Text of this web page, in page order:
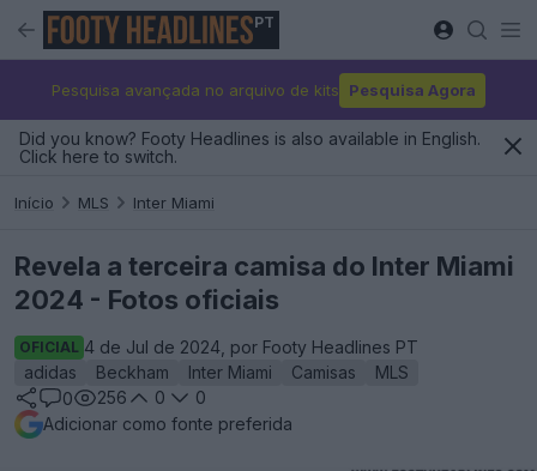
PT
Pesquisa avançada no arquivo de kits Pesquisa Agora
Did you know? Footy Headlines is also available in English.
Click here to switch.
Início MLS Inter Miami
Revela a terceira camisa do Inter Miami
2024 - Fotos oficiais
OFICIAL 4 de Jul de 2024, por Footy Headlines PT
adidas
Beckham Inter Miami Camisas
MLS
0
256 0
0
Adicionar como fonte preferida